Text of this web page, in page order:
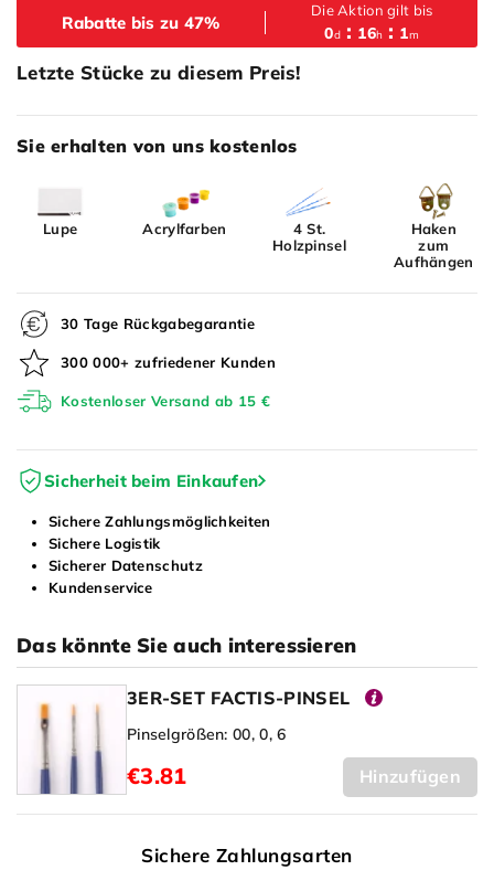
Rabatte bis zu 47%
Die Aktion gilt bis
0d 16h 1m
Letzte Stücke zu diesem Preis!
Sie erhalten von uns kostenlos
Lupe Acrylfarben
4 St.
Holzpinsel
Haken
zum
Aufhängen
30 Tage Rückgabegarantie
300 000+ zufriedener Kunden
Kostenloser Versand ab 15 €
Sicherheit beim Einkaufen
Sichere Zahlungsmöglichkeiten
Sichere Logistik
Sicherer Datenschutz
Kundenservice
Das könnte Sie auch interessieren
3ER-SET FACTIS-PINSEL
Pinselgrößen: 00, 0, 6
€3.81 Hinzufügen
Sichere Zahlungsarten